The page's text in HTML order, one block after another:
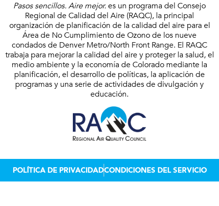
Pasos sencillos. Aire mejor.es un programa del Consejo
Regional de Calidad del Aire (RAQC), la principal
organización de planificación de la calidad del aire para el
Área de No Cumplimiento de Ozono de los nueve
condados de Denver Metro/North Front Range. El RAQC
trabaja para mejorar la calidad del aire y proteger la salud, el
medio ambiente y la economía de Colorado mediante la
planificación, el desarrollo de políticas, la aplicación de
programas y una serie de actividades de divulgación y
educación.
POLÍTICA DE PRIVACIDADCONDICIONES DEL SERVICIO